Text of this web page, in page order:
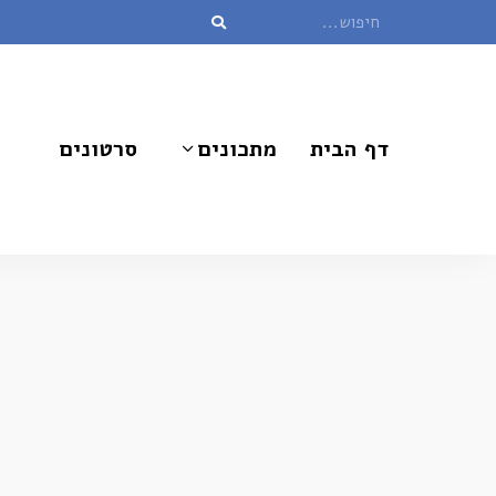
דף הבית מתכונים סרטונים